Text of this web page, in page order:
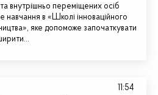
внутрішньо переміщених осіб
навчання в «Школі інноваційного
яке допоможе започаткувати
11:54